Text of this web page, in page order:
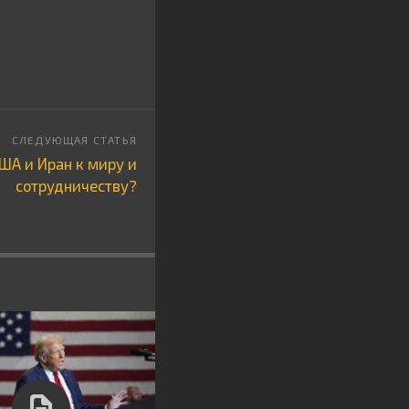
и Иран к миру и
сотрудничеству?